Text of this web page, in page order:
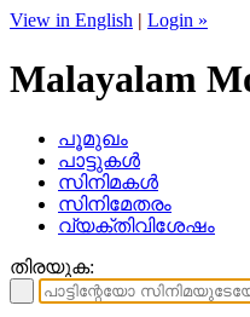
View in English | Login »
Malayalam
പൂമുഖം
പാട്ടുകള്‍
സിനിമകള്‍
സിനിമേതരം
വ്യക്തിവിശേഷം
തിരയുക: